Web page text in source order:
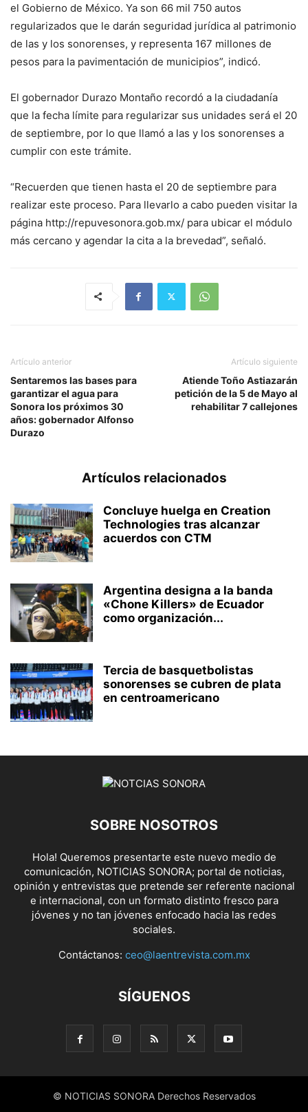
el Gobierno de México. Ya son 66 mil 750 autos
regularizados que le darán seguridad jurídica al patrimonio
de las y los sonorenses, y representa 167 millones de
pesos para la pavimentación de municipios”, indicó.
El gobernador Durazo Montaño recordó a la ciudadanía
que la fecha límite para regularizar sus unidades será el 20
de septiembre, por lo que llamó a las y los sonorenses a
cumplir con este trámite.
“Recuerden que tienen hasta el 20 de septiembre para
realizar este proceso. Para llevarlo a cabo pueden visitar la
página http://repuvesonora.gob.mx/ para ubicar el módulo
más cercano y agendar la cita a la brevedad”, señaló.
Artículo anterior
Sentaremos las bases para
garantizar el agua para
Sonora los próximos 30
años: gobernador Alfonso
Durazo
Artículo siguiente
Atiende Toño Astiazarán
petición de la 5 de Mayo al
rehabilitar 7 callejones
Artículos relacionados
Concluye huelga en Creation
Technologies tras alcanzar
acuerdos con CTM
Argentina designa a la banda
«Chone Killers» de Ecuador
como organización...
Tercia de basquetbolistas
sonorenses se cubren de plata
en centroamericano
SOBRE NOSOTROS
Hola! Queremos presentarte este nuevo medio de
comunicación, NOTICIAS SONORA; portal de noticias,
opinión y entrevistas que pretende ser referente nacional
e internacional, con un formato distinto fresco para
jóvenes y no tan jóvenes enfocado hacia las redes
sociales.
Contáctanos: ceo@laentrevista.com.mx
SÍGUENOS
© NOTICIAS SONORA Derechos Reservados